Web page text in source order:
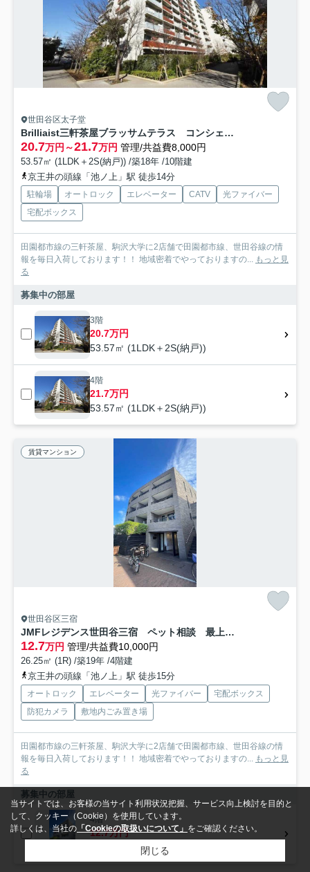
世田谷区太子堂
Brilliaist三軒茶屋ブラッサムテラス コンシェルジュサービス 三軒茶屋エリア 大型物件
20.7万円～21.7万円 管理/共益費8,000円
53.57㎡ (1LDK＋2S(納戸)) /築18年 /10階建
京王井の頭線「池ノ上」駅 徒歩14分
駐輪場 オートロック エレベーター CATV
光ファイバー
宅配ボックス
田園都市線の三軒茶屋、駒沢大学に2店舗で田園都市線、世田谷線の情
報を毎日入荷しております！！ 地域密着でやっておりますの...
もっと見
る
募集中の部屋
3階
20.7万円
53.57㎡ (1LDK＋2S(納戸))
4階
21.7万円
53.57㎡ (1LDK＋2S(納戸))
賃貸マンション
世田谷区三宿
JMFレジデンス世田谷三宿 ペット相談 最上階 ネット0 南向き
12.7万円 管理/共益費10,000円
26.25㎡ (1R) /築19年 /4階建
京王井の頭線「池ノ上」駅 徒歩15分
オートロック エレベーター 光ファイバー
宅配ボックス
防犯カメラ
敷地内ごみ置き場
田園都市線の三軒茶屋、駒沢大学に2店舗で田園都市線、世田谷線の情
報を毎日入荷しております！！ 地域密着でやっておりますの...
もっと見
る
募集中の部屋
4階
12.7万円
26.25㎡ (1R)
当サイトでは、お客様の当サイト利用状況把握、サービス向上検討を目的と
して、クッキー（Cookie）を使用しています。
詳しくは、当社の 「Cookieの取扱いについて」 をご確認ください。
閉じる